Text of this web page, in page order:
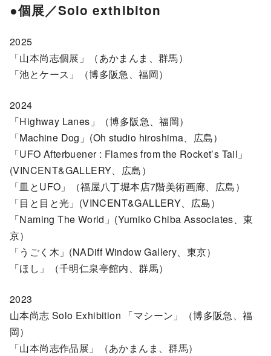
●個展／Solo exthibiton
2025
「山本尚志個展」（あかまんま、群馬）
「池とケース」（博多阪急、福岡）
2024
「Highway Lanes」（博多阪急、福岡）
「Machine Dog」(Oh studio hiroshima、広島）
「UFO Afterbuener : Flames from the Rocket’s Tail」
(VINCENT&GALLERY、広島）
「皿とUFO」（福屋八丁堀本店7階美術画廊、広島）
「目と目と光」(VINCENT&GALLERY、広島）
「Naming The World」(Yumiko Chiba Associates、東
京）
「うごく木」(NADiff Window Gallery、東京）
「ほし」（千明仁泉亭館内、群馬）
2023
山本尚志 Solo Exhibition 「マシーン」（博多阪急、福
岡）
「山本尚志作品展」（あかまんま、群馬）